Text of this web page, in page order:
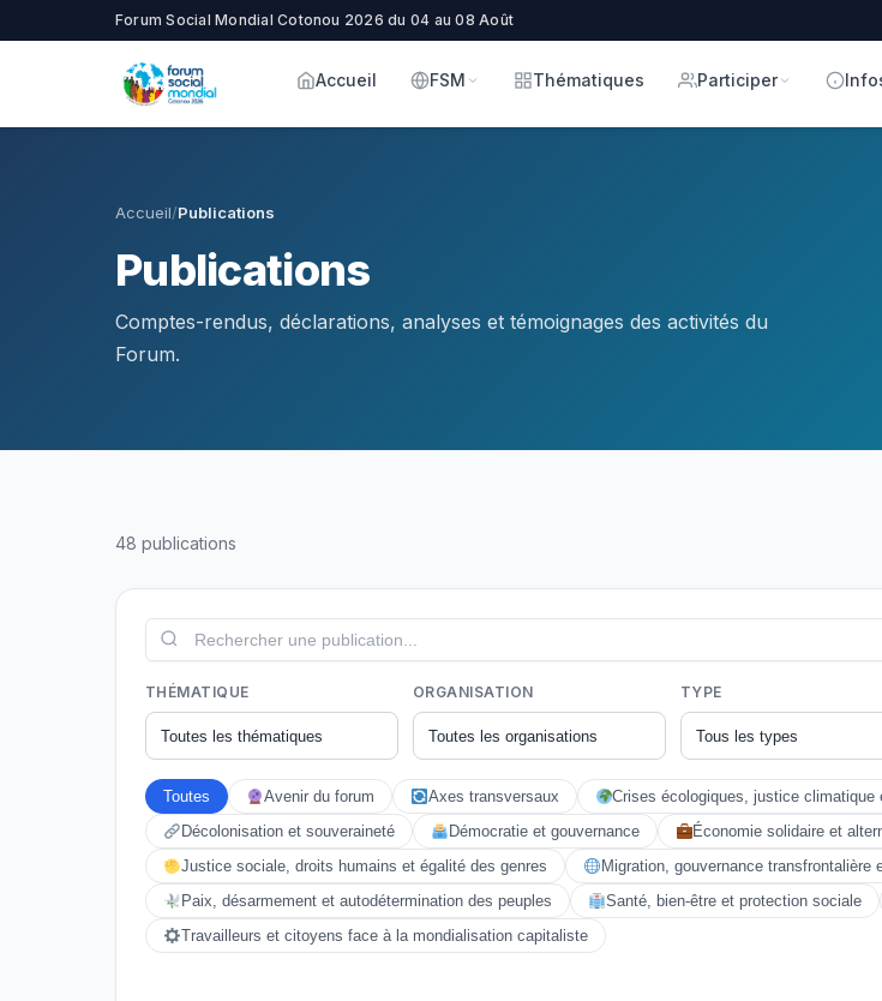
Forum Social Mondial Cotonou 2026 du 04 au 08 Août
Accueil FSM Thématiques Participer
Accueil/Publications
Publications
Comptes-rendus, déclarations, analyses et témoignages des activités du
Forum.
48 publications
THÉMATIQUE ORGANISATION TYPE
Toutes Avenir du forum Axes transversaux Crises écologiques, justice climatique
Décolonisation et souveraineté
Démocratie et gouvernance Économie solidaire et
Justice sociale, droits humains et égalité des genres
Migration, gouvernance transfrontalière
Paix, désarmement et autodétermination des peuples
Santé, bien-être et protection sociale
Travailleurs et citoyens face à la mondialisation capitaliste